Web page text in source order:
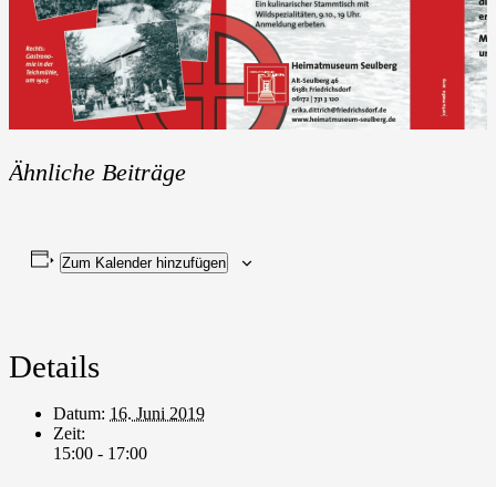
Ähnliche Beiträge
Zum Kalender hinzufügen
Details
Datum: 16. Juni 2019
Zeit:
15:00 - 17:00